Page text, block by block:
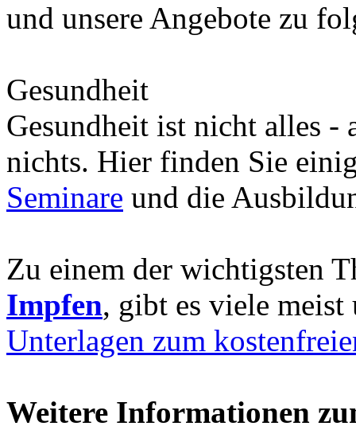
und unsere Angebote zu
Gesundheit
Gesundheit ist nicht alles -
nichts. Hier finden Sie
Seminare und die
Zu einem der wichtigsten
Impfen, gibt es viele
Unterlagen zum
Weitere Informationen